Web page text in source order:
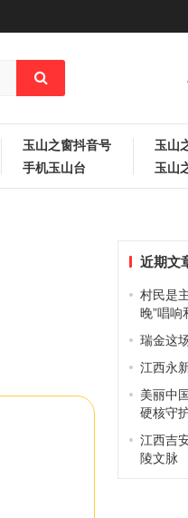
玉山之窗抖音号
手机玉山台
玉山
玉山
近期文
村民是
晚”唱响
瑞金这
江西永
美丽中
硬核守
江西吉
陵文脉